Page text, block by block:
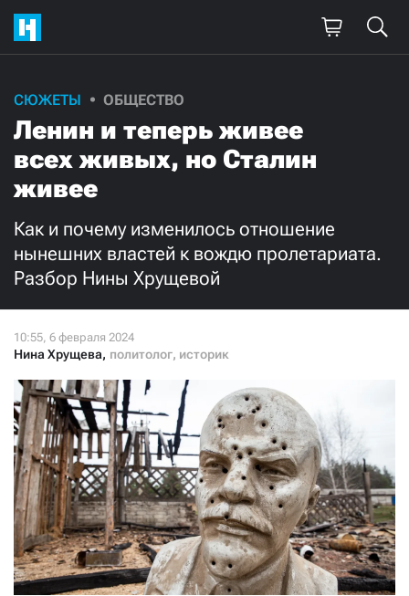
СЮЖЕТЫ ОБЩЕСТВО
Ленин и теперь живее
всех живых, но Сталин
живее
Как и почему изменилось отношение
нынешних властей к вождю пролетариата.
Разбор Нины Хрущевой
Нина Хрущева, политолог, историк
Поддержите
нашу работу!
Ежемесячно Разово
500
я принимаю условия и подтверждаю свое гражданство РФ
СТАТЬ СОУЧАСТНИКОМ
ПОДЕЛИТЬСЯ С ДРУЗЬЯМИ
Если у вас есть вопросы, пишите donate@novayagazeta.ruили
звоните:
+7 (929) 612-03-68